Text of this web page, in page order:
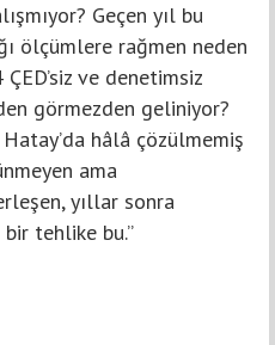
Geçen yıl bu
ölçümlere rağmen neden
ve denetimsiz
görmezden geliniyor?
hâlâ çözülmemiş
ama
yıllar sonra
tehlike bu.”